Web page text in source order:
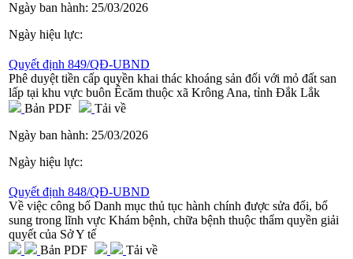
Ngày ban hành: 25/03/2026
Ngày hiệu lực:
Quyết định 849/QĐ-UBND
Phê duyệt tiền cấp quyền khai thác khoáng sản đối với mỏ đất san
lấp tại khu vực buôn Êcăm thuộc xã Krông Ana, tỉnh Đắk Lắk
Bản PDF
Tải về
Ngày ban hành: 25/03/2026
Ngày hiệu lực:
Quyết định 848/QĐ-UBND
Về việc công bố Danh mục thủ tục hành chính được sửa đổi, bổ
sung trong lĩnh vực Khám bệnh, chữa bệnh thuộc thẩm quyền giải
quyết của Sở Y tế
Bản PDF
Tải về